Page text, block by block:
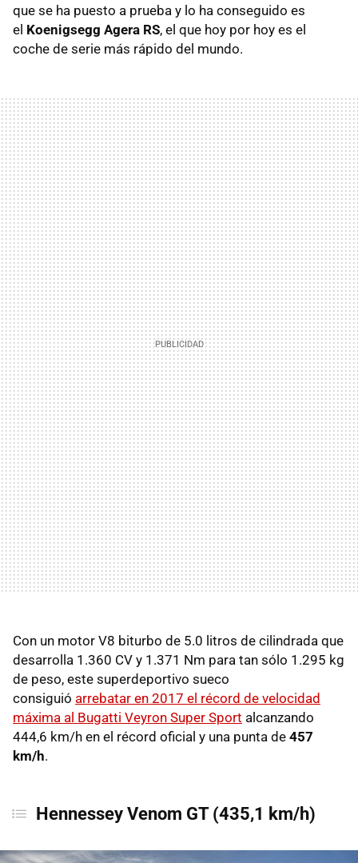
que se ha puesto a prueba y lo ha conseguido es
el Koenigsegg Agera RS, el que hoy por hoy es el
coche de serie más rápido del mundo.
Con un motor V8 biturbo de 5.0 litros de cilindrada que
desarrolla 1.360 CV y 1.371 Nm para tan sólo 1.295 kg
de peso, este superdeportivo sueco
consiguió arrebatar en 2017 el récord de velocidad
máxima al Bugatti Veyron Super Sport alcanzando
444,6 km/h en el récord oficial y una punta de 457
km/h.
Hennessey Venom GT (435,1 km/h)